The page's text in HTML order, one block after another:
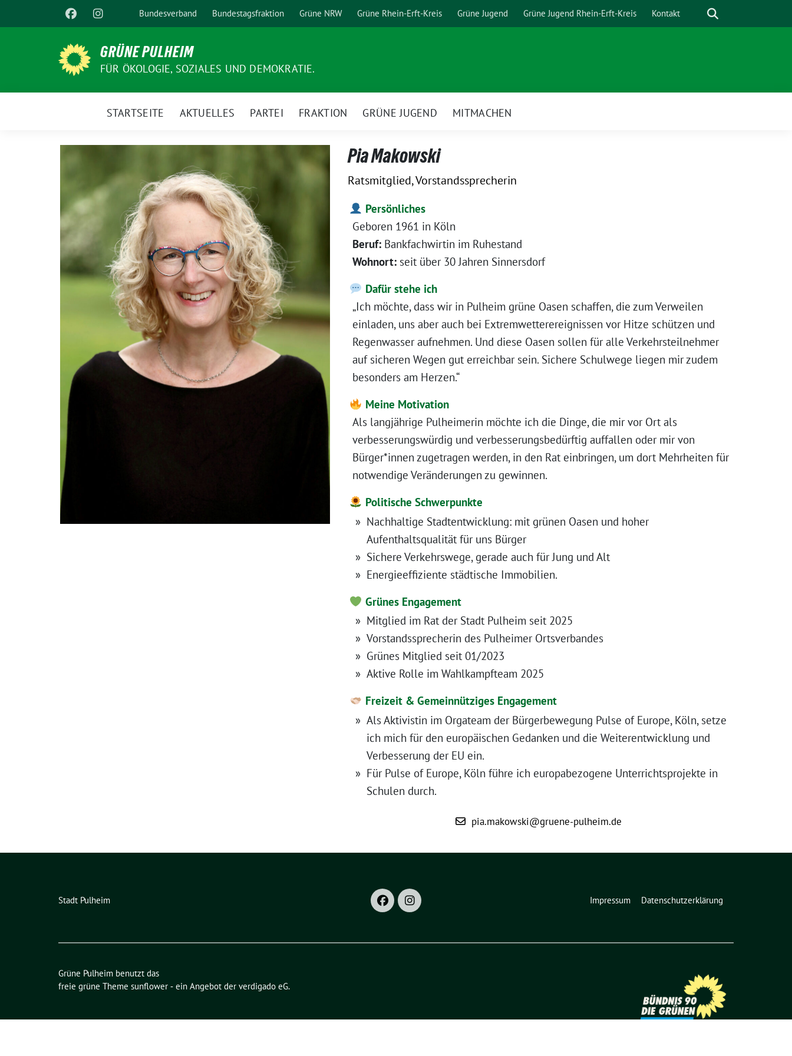
zum
Bundesverband Bundestagsfraktion Grüne NRW Grüne Rhein-Erft-Kreis Grüne Jugend Grüne Jugend Rhein-Erft-Kreis Kontakt Suche
GRÜNE PULHEIM
FÜR ÖKOLOGIE, SOZIALES UND DEMOKRATIE.
STARTSEITE AKTUELLES PARTEI FRAKTION GRÜNE JUGEND MITMACHEN
Pia Makowski
Ratsmitglied, Vorstandssprecherin
Persönliches
Geboren 1961 in Köln
Beruf: Bankfachwirtin im Ruhestand
Wohnort: seit über 30 Jahren Sinnersdorf
Dafür stehe ich
„Ich möchte, dass wir in Pulheim grüne Oasen schaffen, die zum Verweilen
einladen, uns aber auch bei Extremwetterereignissen vor Hitze schützen und
Regenwasser aufnehmen. Und diese Oasen sollen für alle Verkehrsteilnehmer
auf sicheren Wegen gut erreichbar sein. Sichere Schulwege liegen mir zudem
besonders am Herzen.“
Meine Motivation
Als langjährige Pulheimerin möchte ich die Dinge, die mir vor Ort als
verbesserungswürdig und verbesserungsbedürftig auffallen oder mir von
Bürger*innen zugetragen werden, in den Rat einbringen, um dort Mehrheiten für
notwendige Veränderungen zu gewinnen.
Politische Schwerpunkte
Nachhaltige Stadtentwicklung: mit grünen Oasen und hoher
Aufenthaltsqualität für uns Bürger
Sichere Verkehrswege, gerade auch für Jung und Alt
Energieeffiziente städtische Immobilien.
Grünes Engagement
Mitglied im Rat der Stadt Pulheim seit 2025
Vorstandssprecherin des Pulheimer Ortsverbandes
Grünes Mitglied seit 01/2023
Aktive Rolle im Wahlkampfteam 2025
Freizeit & Gemeinnütziges Engagement
Als Aktivistin im Orgateam der Bürgerbewegung Pulse of Europe, Köln, setze
ich mich für den europäischen Gedanken und die Weiterentwicklung und
Verbesserung der EU ein.
Für Pulse of Europe, Köln führe ich europabezogene Unterrichtsprojekte in
Schulen durch.
pia.makowski@gruene-pulheim.de
Stadt Pulheim Impressum Datenschutzerklärung
Grüne Pulheim benutzt das
freie grüne Theme sunflower ‐ ein Angebot der verdigado eG.